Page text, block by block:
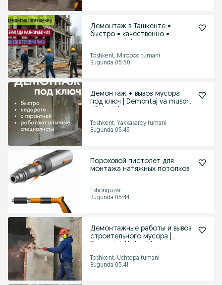
Демонтаж в Ташкенте •
быстро • качественно •
Toshkent, Mirobod tumani
Bugunda 05:50
Демонтаж + вывоз мусора
под ключ | Demontaj va musor
Toshkent, Yakkasaroy tumani
Bugunda 05:45
Пороховой пистолет для
монтажа натяжных потолков
Eshonguzar
Bugunda 05:44
Демонтажные работы и вывоз
строительного мусора |
Toshkent, Uchtepa tumani
Bugunda 05:41